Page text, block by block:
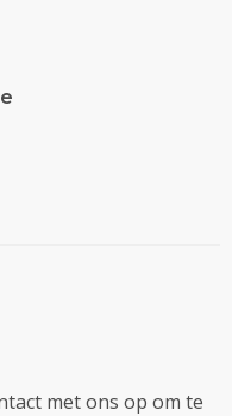
met ons op om te